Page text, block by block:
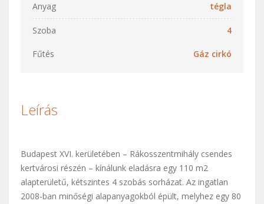
Anyag tégla
Szoba 4
Fűtés Gáz cirkó
Leírás
Budapest XVI. kerületében – Rákosszentmihály csendes
kertvárosi részén – kínálunk eladásra egy 110 m2
alapterületű, kétszintes 4 szobás sorházat. Az ingatlan
2008-ban minőségi alapanyagokból épült, melyhez egy 80